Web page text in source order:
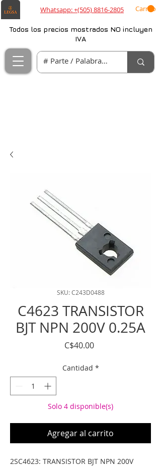
Whatsapp: +(505) 8816-2805 Carrito
Todos los precios mostrados NO incluyen
IVA
SKU: C243D0488
C4623 TRANSISTOR
BJT NPN 200V 0.25A
C$40.00Precio
Cantidad *
Solo 4 disponible(s)
Agregar al carrito
2SC4623: TRANSISTOR BJT NPN 200V